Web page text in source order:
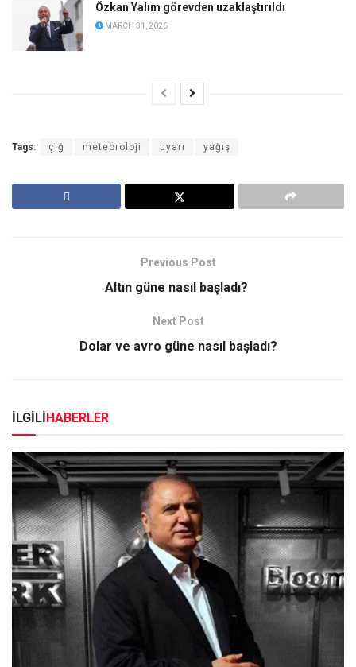
Özkan Yalım görevden uzaklaştırıldı
MARCH 31, 2026
Tags: çığ meteoroloji uyarı yağış
Previous Post
Altın güne nasıl başladı?
Next Post
Dolar ve avro güne nasıl başladı?
İLGİLİ HABERLER